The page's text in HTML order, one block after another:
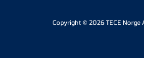
Copyright © 2026 TECE Norge